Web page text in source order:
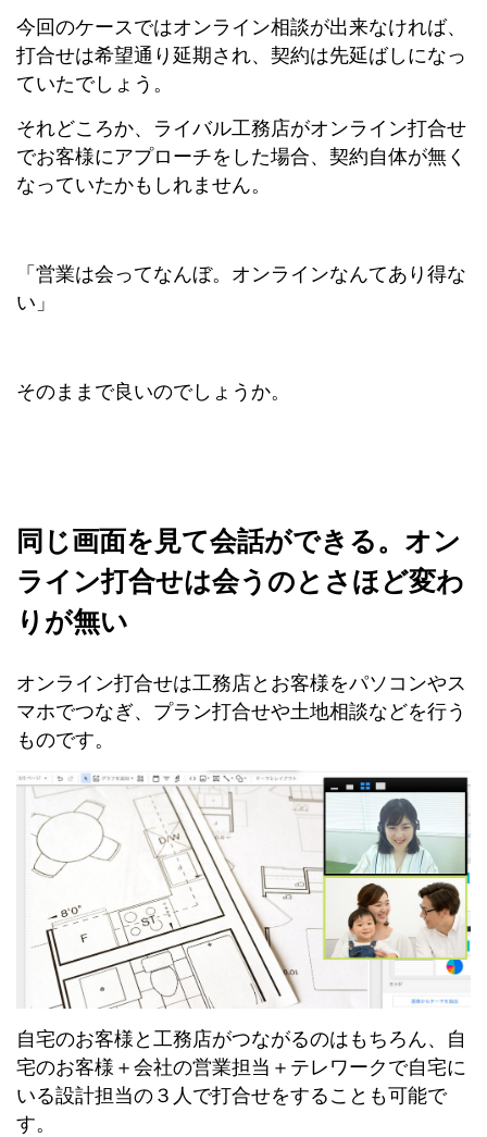
今回のケースではオンライン相談が出来なければ、
打合せは希望通り延期され、契約は先延ばしになっ
ていたでしょう。
それどころか、ライバル工務店がオンライン打合せ
でお客様にアプローチをした場合、契約自体が無く
なっていたかもしれません。
「営業は会ってなんぼ。オンラインなんてあり得な
い」
そのままで良いのでしょうか。
同じ画面を見て会話ができる。オン
ライン打合せは会うのとさほど変わ
りが無い
オンライン打合せは工務店とお客様をパソコンやス
マホでつなぎ、プラン打合せや土地相談などを行う
ものです。
自宅のお客様と工務店がつながるのはもちろん、自
宅のお客様＋会社の営業担当＋テレワークで自宅に
いる設計担当の３人で打合せをすることも可能で
す。